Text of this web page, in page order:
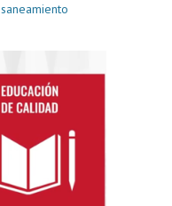
saneamiento